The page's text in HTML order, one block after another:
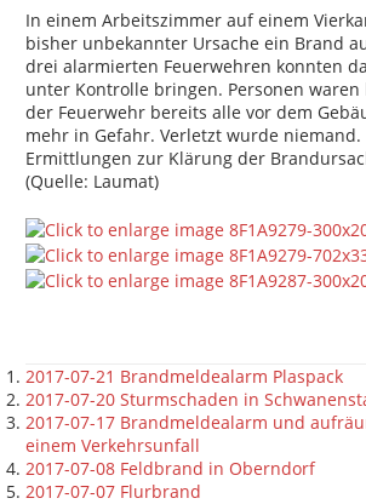
In einem Arbeitszimmer auf einem
bisher unbekannter Ursache ein Brand
drei alarmierten Feuerwehren konnten
unter Kontrolle bringen. Personen
der Feuerwehr bereits alle vor dem
mehr in Gefahr. Verletzt wurde niemand.
Ermittlungen zur Klärung der
(Quelle: Laumat)
2017-07-21 Brandmeldealarm Plaspack
2017-07-20 Sturmschaden in
2017-07-17 Brandmeldealarm und
einem Verkehrsunfall
2017-07-08 Feldbrand in Oberndorf
2017-07-07 Flurbrand